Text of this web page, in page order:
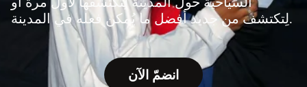
e
r
السياحية حول المدينة لِتكتشفها لأول مرة أو
لِتكتشف من جديد أفضل ما يُمكن فعله في المدينة.
انضمّ الآن